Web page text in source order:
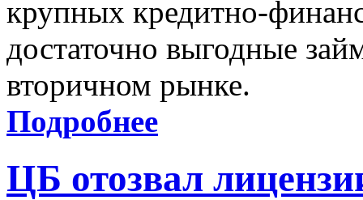
крупных кредитно-
достаточно выгодные
вторичном рынке.
Подробнее
ЦБ отозвал